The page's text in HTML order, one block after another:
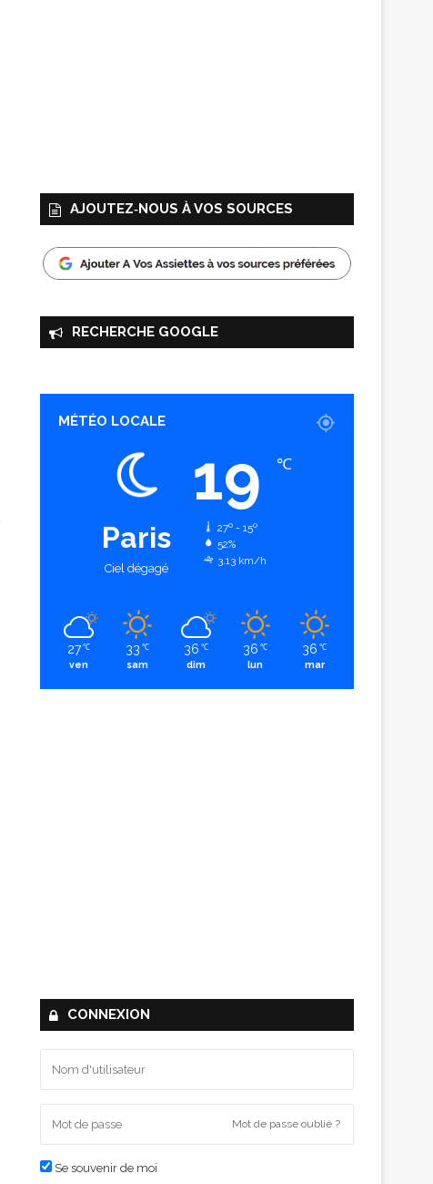
AJOUTEZ‑NOUS À VOS SOURCES
RECHERCHE GOOGLE
MÉTÉO LOCALE
Paris
Ciel dégagé
19 ℃
27º - 15º
52%
3.13 km/h
27 ℃
ven
33 ℃
sam
36 ℃
dim
36 ℃
lun
36 ℃
mar
CONNEXION
Mot de passe oublié ?
Se souvenir de moi